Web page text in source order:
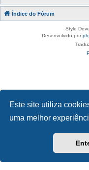
Este site utiliza
uma melhor
Índice do Fórum
Style
Desenvolvido por